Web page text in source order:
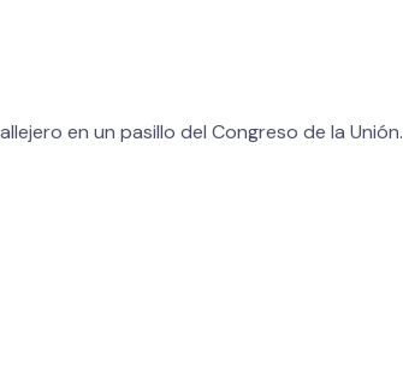
en un pasillo del Congreso de la Unión.